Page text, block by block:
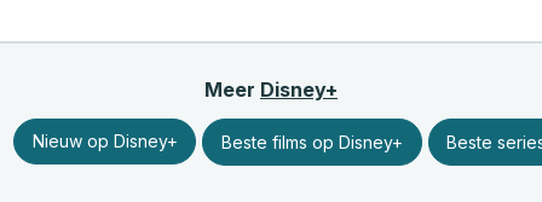
Meer Disney+
Nieuw op Disney+ Beste films op Disney+ Beste